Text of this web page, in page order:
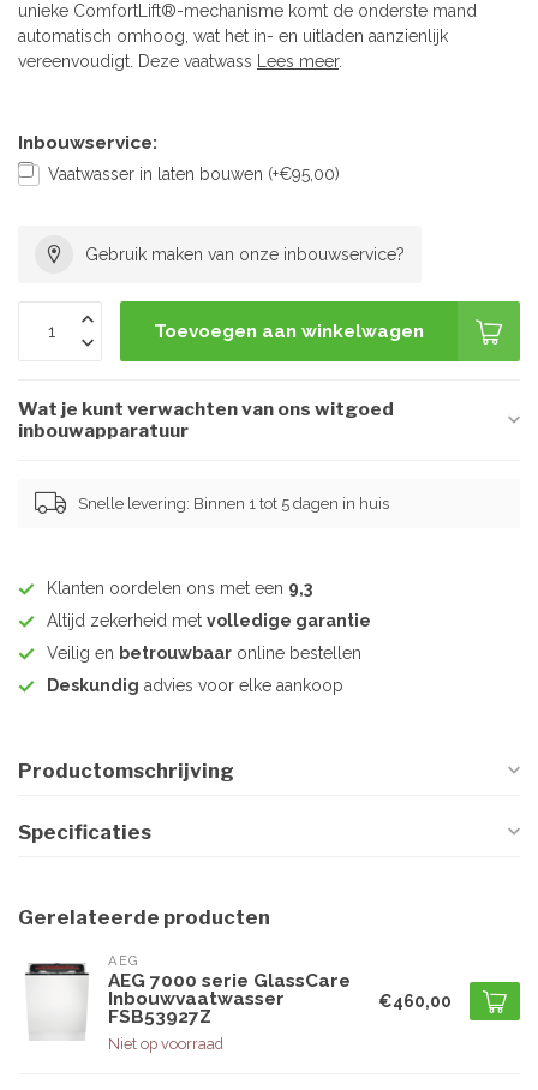
unieke ComfortLift®-mechanisme komt de onderste mand
automatisch omhoog, wat het in- en uitladen aanzienlijk
vereenvoudigt. Deze vaatwass Lees meer.
Inbouwservice:
Vaatwasser in laten bouwen (+€95,00)
Gebruik maken van onze inbouwservice?
Toevoegen aan winkelwagen
Wat je kunt verwachten van ons witgoed
inbouwapparatuur
Snelle levering: Binnen 1 tot 5 dagen in huis
Klanten oordelen ons met een 9,3
Altijd zekerheid met volledige garantie
Veilig en betrouwbaar online bestellen
Deskundig advies voor elke aankoop
Productomschrijving
Specificaties
Gerelateerde producten
AEG
AEG 7000 serie GlassCare
Inbouwvaatwasser
FSB53927Z
Niet op voorraad
€460,00